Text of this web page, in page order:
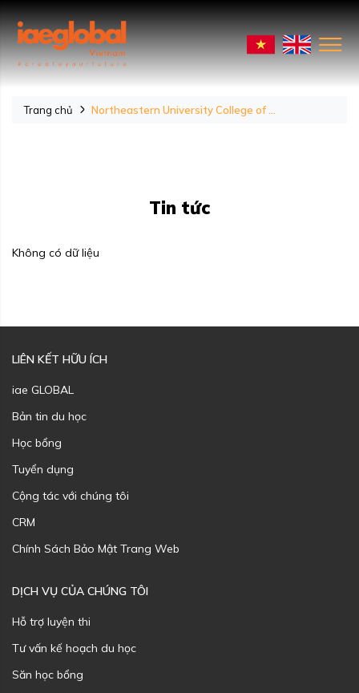
Trang chủ Northeastern University College of ...
Tin tức
Không có dữ liệu
LIÊN KẾT HỮU ÍCH
iae GLOBAL
Bản tin du học
Học bổng
Tuyển dụng
Cộng tác với chúng tôi
CRM
Chính Sách Bảo Mật Trang Web
DỊCH VỤ CỦA CHÚNG TÔI
Hỗ trợ luyện thi
Tư vấn kế hoạch du học
Săn học bổng